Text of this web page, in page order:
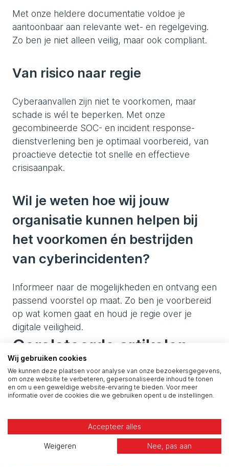
Met onze heldere documentatie voldoe je
aantoonbaar aan relevante wet- en regelgeving.
Zo ben je niet alleen veilig, maar ook compliant.
Van risico naar regie
Cyberaanvallen zijn niet te voorkomen, maar
schade is wél te beperken. Met onze
gecombineerde SOC- en incident response-
dienstverlening ben je optimaal voorbereid, van
proactieve detectie tot snelle en effectieve
crisisaanpak.
Wil je weten hoe wij jouw
organisatie kunnen helpen bij
het voorkomen én bestrijden
van cyberincidenten?
Informeer naar de mogelijkheden en ontvang een
passend voorstel op maat. Zo ben je voorbereid
op wat komen gaat en houd je regie over je
digitale veiligheid.
Gerelateerde artikelen
Wij gebruiken cookies
We kunnen deze plaatsen voor analyse van onze bezoekersgegevens,
om onze website te verbeteren, gepersonaliseerde inhoud te tonen
en om u een geweldige website-ervaring te bieden. Voor meer
informatie over de cookies die we gebruiken opent u de instellingen.
Accepteer alles
Weigeren Nee, pas aan